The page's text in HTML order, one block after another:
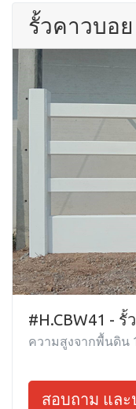
รั้วคาวบอ
#H.CBW41 -
ความสูงจากพื้นดิน
สอบถาม และ